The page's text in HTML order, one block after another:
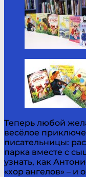
Теперь любой
весёлое
писательницы:
парка вместе с
узнать, как
«хор ангелов» – и